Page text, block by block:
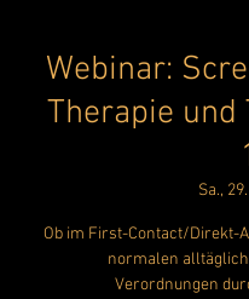
Webinar:
Therapie und
Sa.,
Ob im First-Contact/Direkt-
normalen
Verordnungen